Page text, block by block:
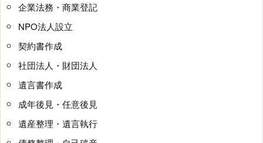
企業法務・商業登記
NPO法人設立
契約書作成
社団法人・財団法人
遺言書作成
成年後見・任意後見
遺産整理・遺言執行